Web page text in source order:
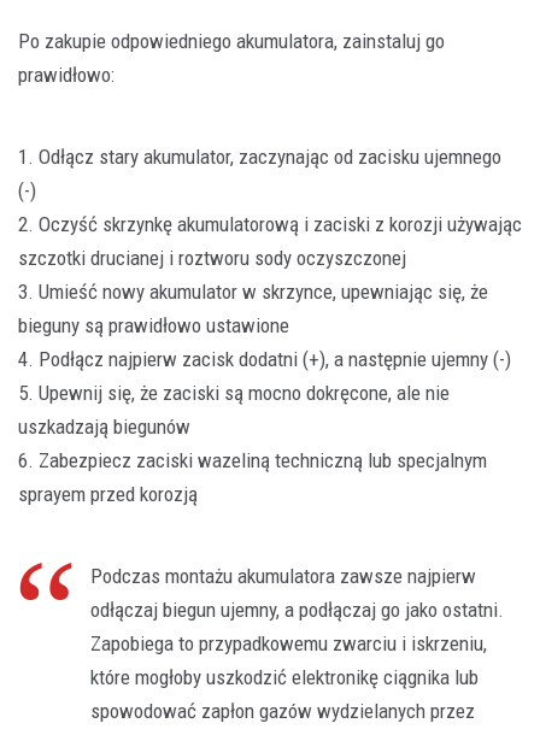
Po zakupie odpowiedniego akumulatora, zainstaluj go
prawidłowo:
1. Odłącz stary akumulator, zaczynając od zacisku ujemnego
(-)
2. Oczyść skrzynkę akumulatorową i zaciski z korozji używając
szczotki drucianej i roztworu sody oczyszczonej
3. Umieść nowy akumulator w skrzynce, upewniając się, że
bieguny są prawidłowo ustawione
4. Podłącz najpierw zacisk dodatni (+), a następnie ujemny (-)
5. Upewnij się, że zaciski są mocno dokręcone, ale nie
uszkadzają biegunów
6. Zabezpiecz zaciski wazeliną techniczną lub specjalnym
sprayem przed korozją
Podczas montażu akumulatora zawsze najpierw
odłączaj biegun ujemny, a podłączaj go jako ostatni.
Zapobiega to przypadkowemu zwarciu i iskrzeniu,
które mogłoby uszkodzić elektronikę ciągnika lub
spowodować zapłon gazów wydzielanych przez